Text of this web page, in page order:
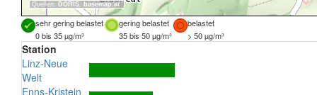
Quellen: DORIS, basemap.at
sehr gering belastet gering belastet
belastet
0 bis 35 µg/m³
35 bis 50 µg/m³ > 50 µg/m³
Station
Linz-Neue
Welt
Enns-Kristein